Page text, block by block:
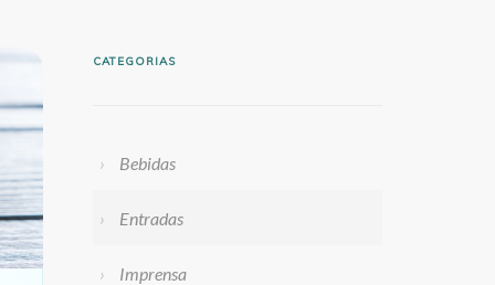
CATEGORIAS
Bebidas
Entradas
Imprensa